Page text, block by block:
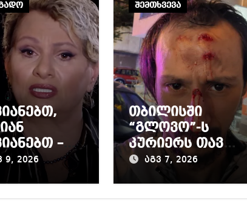
–
9, 2026
შემთხვევა
თბილისში
“გლოვო”-ს
კურიერს თავს
დაესხნენ
აგვ 7, 2026